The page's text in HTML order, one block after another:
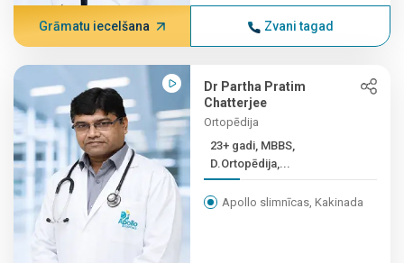
Grāmatu iecelšana Zvani tagad
Dr Partha Pratim
Chatterjee
Ortopēdija
23+ gadi, MBBS,
D.Ortopēdija,...
Apollo slimnīcas, Kakinada